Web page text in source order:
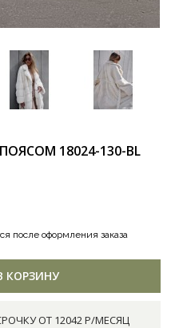
18024-130-BL
после оформления заказа
КОРЗИНУ
ОТ 12042 Р/МЕСЯЦ